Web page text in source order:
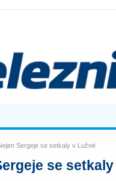
Sergeje se setkaly v Lužné
se